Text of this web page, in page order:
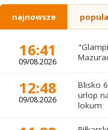
najnowsze
16:41
09/08.2026
12:48
09/08.2026
Blisko
urlop
lokum